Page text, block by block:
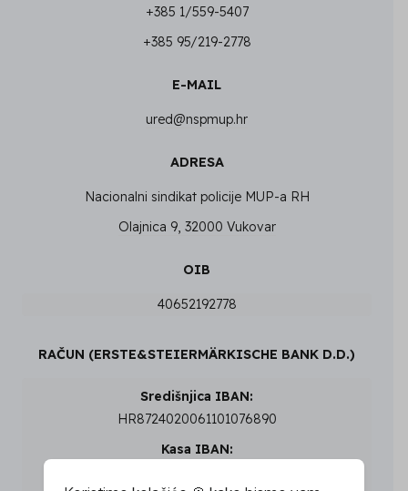
+385 1/559-5407
+385 95/219-2778
E-MAIL
ured@nspmup.hr
ADRESA
Nacionalni sindikat policije MUP-a RH
Olajnica 9, 32000 Vukovar
OIB
40652192778
RAČUN (ERSTE&STEIERMÄRKISCHE BANK D.D.)
Središnjica IBAN:
HR8724020061101076890
Kasa IBAN: